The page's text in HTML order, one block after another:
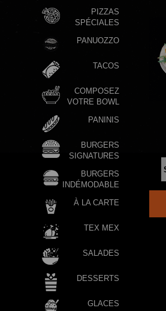
PIZZAS
SPÉCIALES
PANUOZZO
TACOS
COMPOSEZ
VOTRE BOWL
PANINIS
BURGERS
SIGNATURES
BURGERS
INDÉMODABLE
À LA CARTE
TEX MEX
SALADES
DESSERTS
GLACES